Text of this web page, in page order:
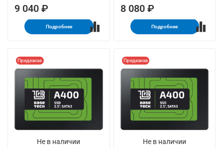
9 040 ₽
Подробнее
8 080 ₽
Подробнее
Не в наличии
Предзаказ
Не в наличии
Предзаказ